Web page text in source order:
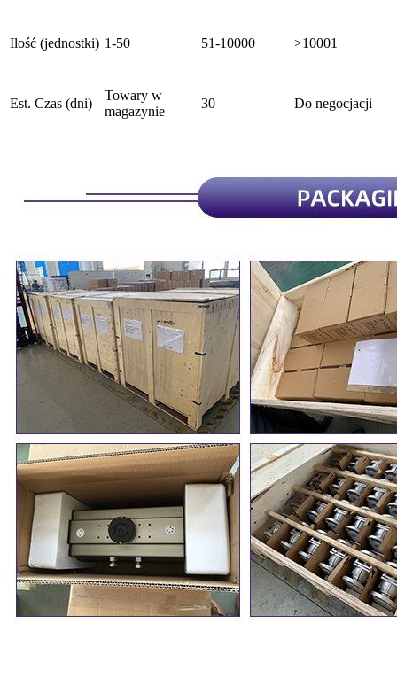
Ilość (jednostki) 1-50 51-10000 >10001
Est. Czas (dni)
Towary w
magazynie
30 Do negocjacji